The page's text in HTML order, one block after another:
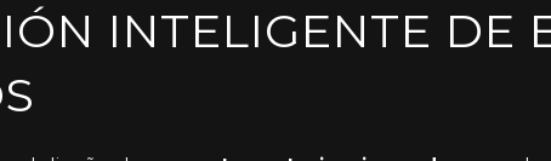
INTELIGENTE DE